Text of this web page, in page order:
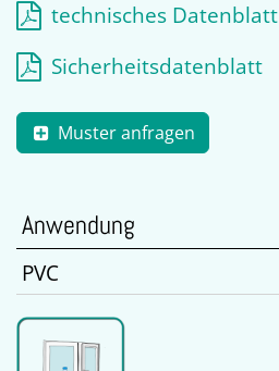
technisches Datenblatt
Sicherheitsdatenblatt
Muster anfragen
Anwendung
PVC